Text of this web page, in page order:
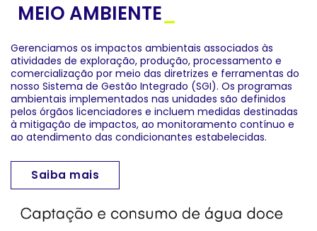
MEIO AMBIENTE
Gerenciamos os impactos ambientais associados às
atividades de exploração, produção, processamento e
comercialização por meio das diretrizes e ferramentas do
nosso Sistema de Gestão Integrado (SGI). Os programas
ambientais implementados nas unidades são definidos
pelos órgãos licenciadores e incluem medidas destinadas
à mitigação de impactos, ao monitoramento contínuo e
ao atendimento das condicionantes estabelecidas.
Saiba mais